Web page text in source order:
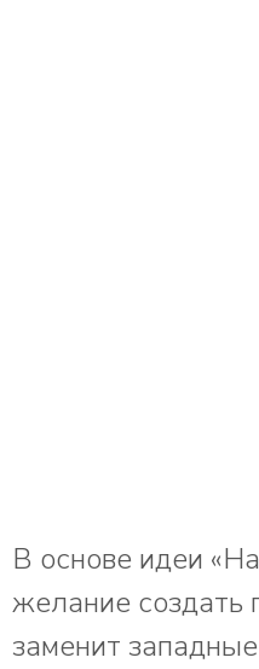
В основе идеи
желание создать
заменит